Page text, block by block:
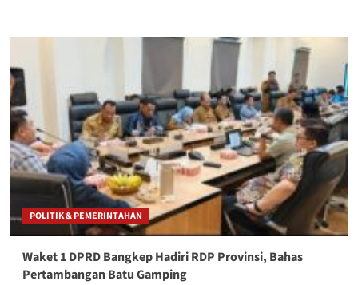
FKKS
Penting
untuk
Pansus
DPRD
Bangkep
terkait
LKPJ
Bupati
2025
POLITIK & PEMERINTAHAN
Waket 1 DPRD Bangkep Hadiri RDP Provinsi, Bahas
Pertambangan Batu Gamping